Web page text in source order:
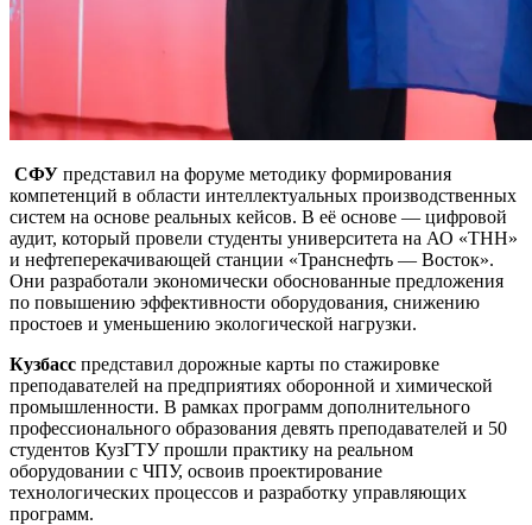
СФУ представил на форуме методику формирования
компетенций в области интеллектуальных производственных
систем на основе реальных кейсов. В её основе — цифровой
аудит, который провели студенты университета на АО «ТНН»
и нефтеперекачивающей станции «Транснефть — Восток».
Они разработали экономически обоснованные предложения
по повышению эффективности оборудования, снижению
простоев и уменьшению экологической нагрузки.
Кузбасс представил дорожные карты по стажировке
преподавателей на предприятиях оборонной и химической
промышленности. В рамках программ дополнительного
профессионального образования девять преподавателей и 50
студентов КузГТУ прошли практику на реальном
оборудовании с ЧПУ, освоив проектирование
технологических процессов и разработку управляющих
программ.